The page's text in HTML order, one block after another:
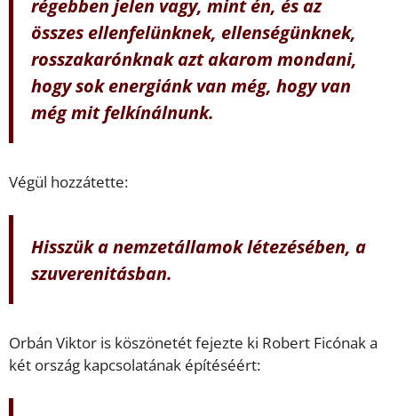
régebben jelen vagy, mint én, és az
összes ellenfelünknek, ellenségünknek,
rosszakarónknak azt akarom mondani,
hogy sok energiánk van még, hogy van
még mit felkínálnunk.
Végül hozzátette:
Hisszük a nemzetállamok létezésében, a
szuverenitásban.
Orbán Viktor is köszönetét fejezte ki Robert Ficónak a
két ország kapcsolatának építéséért: